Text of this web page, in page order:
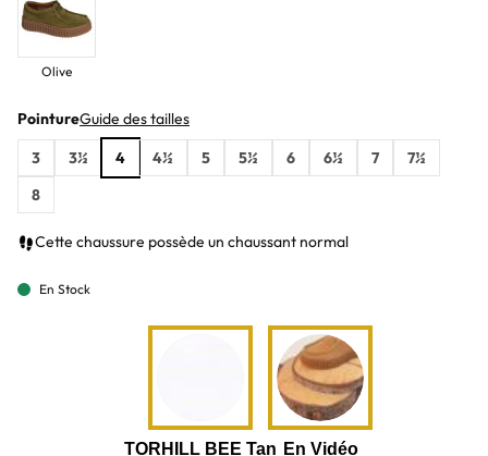
Olive
PointureGuide des tailles
3
3½ 4 4½ 5 5½ 6 6½ 7
7½
8
Cette chaussure possède un chaussant normal
En Stock